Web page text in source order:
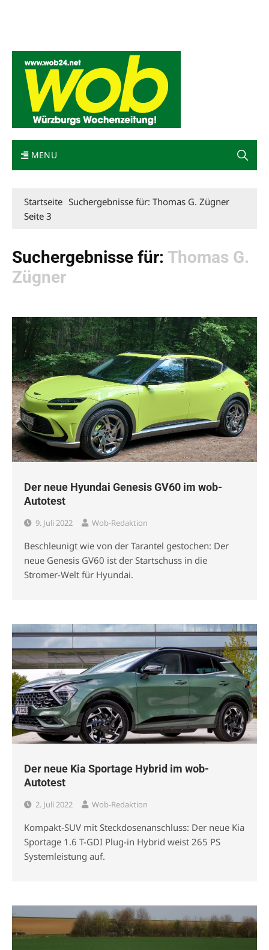
MENU
Startseite Suchergebnisse für: Thomas G. Zügner
Seite 3
Suchergebnisse für: Thomas G.
Zügner
Der neue Hyundai Genesis GV60 im wob-
Autotest
9. Juli 2022 Wob-Redaktion
Beschleunigt wie von der Tarantel gestochen: Der
neue Genesis GV60 ist der Startschuss in die
Stromer-Welt für Hyundai.
Der neue Kia Sportage Hybrid im wob-
Autotest
2. Juli 2022 Wob-Redaktion
Kompakt-SUV mit Steckdosenanschluss: Der neue Kia
Sportage 1.6 T-GDI Plug-in Hybrid weist 265 PS
Systemleistung auf.